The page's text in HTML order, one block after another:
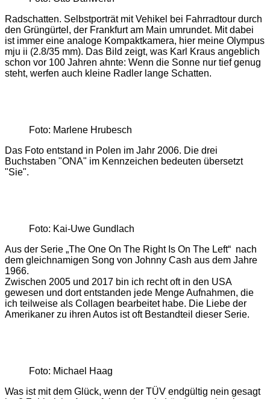
Radschatten. Selbstporträt mit Vehikel bei Fahrradtour durch
den Grüngürtel, der Frankfurt am Main umrundet. Mit dabei
ist immer eine analoge Kompaktkamera, hier meine Olympus
mju ii (2.8/35 mm). Das Bild zeigt, was Karl Kraus angeblich
schon vor 100 Jahren ahnte: Wenn die Sonne nur tief genug
steht, werfen auch kleine Radler lange Schatten.
Foto: Marlene Hrubesch
Das Foto entstand in Polen im Jahr 2006. Die drei
Buchstaben "ONA" im Kennzeichen bedeuten übersetzt
"Sie".
Foto: Kai-Uwe Gundlach
Aus der Serie „The One On The Right Is On The Left“ nach
dem gleichnamigen Song von Johnny Cash aus dem Jahre
1966.
Zwischen 2005 und 2017 bin ich recht oft in den USA
gewesen und dort entstanden jede Menge Aufnahmen, die
ich teilweise als Collagen bearbeitet habe. Die Liebe der
Amerikaner zu ihren Autos ist oft Bestandteil dieser Serie.
Foto: Michael Haag
Was ist mit dem Glück, wenn der TÜV endgültig nein gesagt